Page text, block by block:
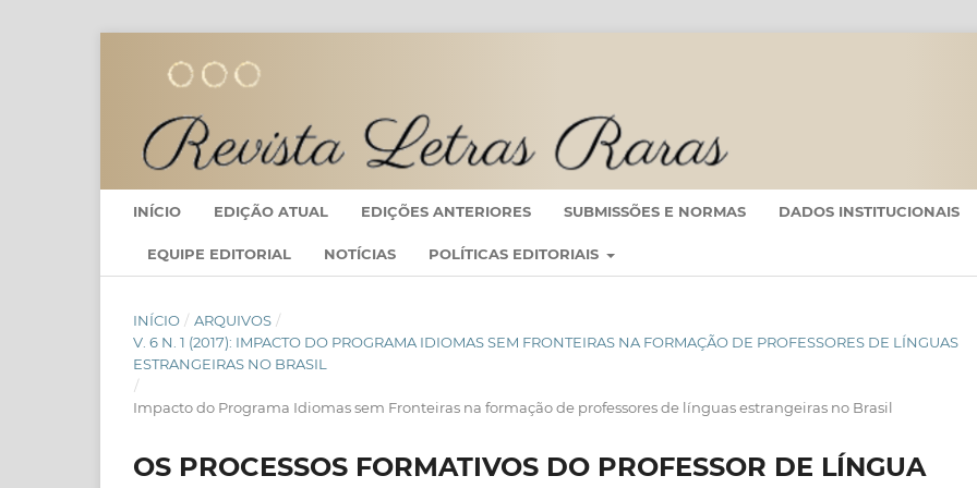
INÍCIO EDIÇÃO ATUAL EDIÇÕES ANTERIORES SUBMISSÕES E NORMAS DADOS INSTITUCIONAIS
EQUIPE EDITORIAL NOTÍCIAS POLÍTICAS EDITORIAIS
INÍCIO / ARQUIVOS /
V. 6 N. 1 (2017): IMPACTO DO PROGRAMA IDIOMAS SEM FRONTEIRAS NA FORMAÇÃO DE PROFESSORES DE LÍNGUAS
ESTRANGEIRAS NO BRASIL
/
Impacto do Programa Idiomas sem Fronteiras na formação de professores de línguas estrangeiras no Brasil
OS PROCESSOS FORMATIVOS DO PROFESSOR DE LÍNGUA